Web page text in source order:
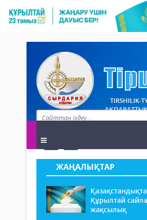
TIRSHILIK-
АҚПАРАТТЫҚ
ЖАҢАЛЫҚТАР
Құрылтай
жақсылық